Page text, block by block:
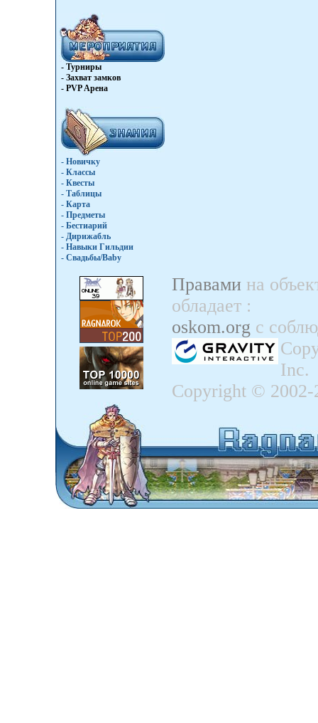
- Турниры
- Захват замков
- PVP Арена
- Новичку
- Классы
- Квесты
- Таблицы
- Карта
- Предметы
- Бестиарий
- Дирижабль
- Навыки Гильдии
- Свадьбы/Baby
Правами на
обладает :
oskom.org с
Inc.
Copyright ©